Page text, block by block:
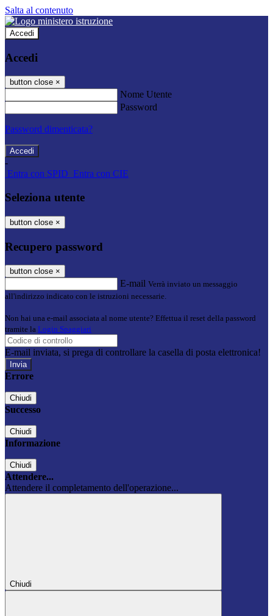
Salta al contenuto
Accedi
Accedi
button close ×
Nome Utente
Password
Password dimenticata?
-
Entra con SPID Entra con CIE
Seleziona utente
button close ×
Recupero password
button close ×
E-mail Verrà inviato un messaggio
all'indirizzo indicato con le istruzioni necessarie.
Non hai una e-mail associata al nome utente? Effettua il reset della password
tramite la Login Spaggiari
E-mail inviata, si prega di controllare la casella di posta elettronica!
Errore
Chiudi
Successo
Chiudi
Informazione
Chiudi
Attendere...
Attendere il completamento dell'operazione...
Chiudi